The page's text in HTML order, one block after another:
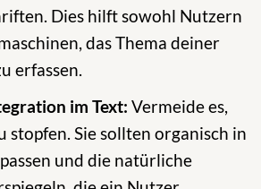
Dies hilft sowohl Nutzern
das Thema deiner
erfassen.
im Text: Vermeide es,
stopfen. Sie sollten organisch in
und die natürliche